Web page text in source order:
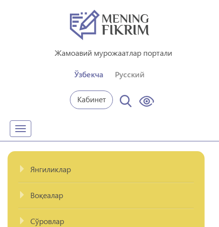
Жамоавий мурожаатлар портали
Ўзбекча Русский
Кабинет
Toggle
navigation
Янгиликлар
Воқеалар
Сўровлар